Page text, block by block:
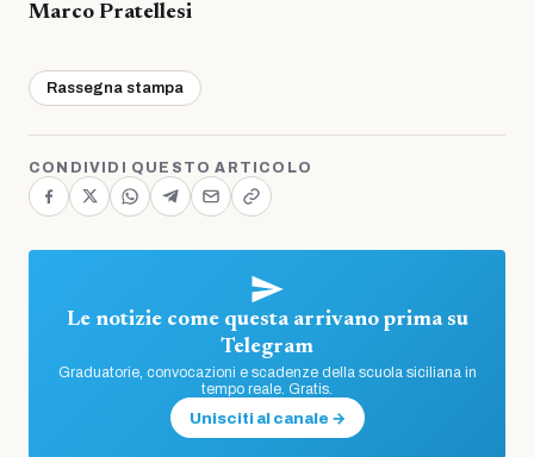
Marco Pratellesi
Rassegna stampa
CONDIVIDI QUESTO ARTICOLO
Le notizie come questa arrivano prima su
Telegram
Graduatorie, convocazioni e scadenze della scuola siciliana in
tempo reale. Gratis.
Unisciti al canale →